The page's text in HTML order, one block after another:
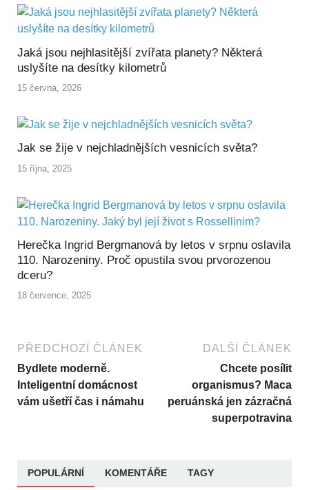
Jaká jsou nejhlasitější zvířata planety? Některá
uslyšíte na desítky kilometrů
15 června, 2026
Jak se žije v nejchladnějších vesnicích světa?
15 října, 2025
Herečka Ingrid Bergmanová by letos v srpnu oslavila
110. Narozeniny. Proč opustila svou prvorozenou
dceru?
18 července, 2025
PŘEDCHOZÍ ČLÁNEK
Bydlete moderně.
Inteligentní domácnost
vám ušetří čas i námahu
DALŠÍ ČLÁNEK
Chcete posílit
organismus? Maca
peruánská jen zázračná
superpotravina
POPULÁRNÍ KOMENTÁŘE TAGY